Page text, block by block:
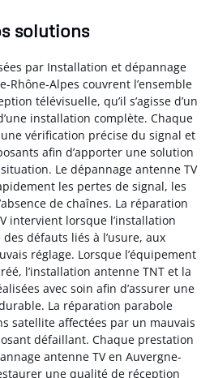
solutions
par Installation et dépannage
Rhône-Alpes couvrent l’ensemble
télévisuelle, qu’il s’agisse d’un
installation complète. Chaque
vérification précise du signal et
afin d’apporter une solution
Le dépannage antenne TV
les pertes de signal, les
de chaînes. La réparation
intervient lorsque l’installation
défauts liés à l’usure, aux
réglage. Lorsque l’équipement
l’installation antenne TNT et la
avec soin afin d’assurer une
La réparation parabole
satellite affectées par un mauvais
défaillant. Chaque prestation
antenne TV en Auvergne-
une qualité de réception